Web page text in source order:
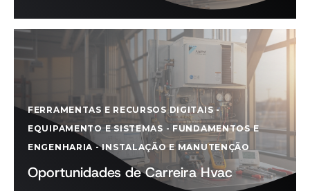
FERRAMENTAS E RECURSOS DIGITAIS-
EQUIPAMENTO E SISTEMAS - FUNDAMENTOS E
ENGENHARIA -INSTALAÇÃO E MANUTENÇÃO
Oportunidades de Carreira Hvac